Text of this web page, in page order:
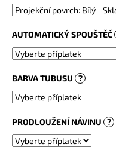
AUTOMATICKÝ SPOUŠTĚČ
BARVA TUBUSU ?
PRODLOUŽENÍ NÁVINU ?